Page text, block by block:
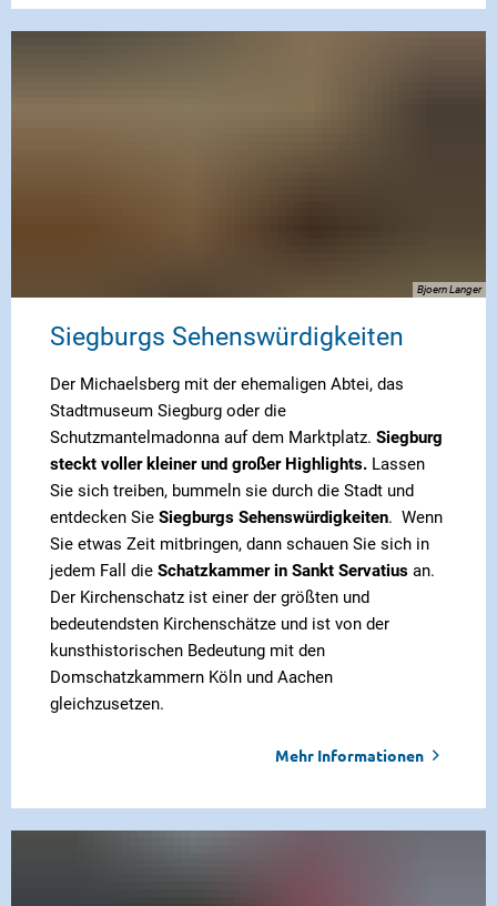
Bjoern Langer
Siegburgs Sehenswürdigkeiten
Der Michaelsberg mit der ehemaligen Abtei, das
Stadtmuseum Siegburg oder die
Schutzmantelmadonna auf dem Marktplatz. Siegburg
steckt voller kleiner und großer Highlights. Lassen
Sie sich treiben, bummeln sie durch die Stadt und
entdecken Sie Siegburgs Sehenswürdigkeiten. Wenn
Sie etwas Zeit mitbringen, dann schauen Sie sich in
jedem Fall die Schatzkammer in Sankt Servatius an.
Der Kirchenschatz ist einer der größten und
bedeutendsten Kirchenschätze und ist von der
kunsthistorischen Bedeutung mit den
Domschatzkammern Köln und Aachen
gleichzusetzen.
Mehr Informationen